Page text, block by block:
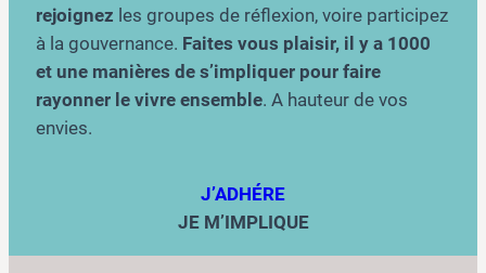
rejoignez les groupes de réflexion, voire participez
à la gouvernance. Faites vous plaisir, il y a 1000
et une manières de s’impliquer pour faire
rayonner le vivre ensemble. A hauteur de vos
envies.
J’ADHÉRE
JE M’IMPLIQUE